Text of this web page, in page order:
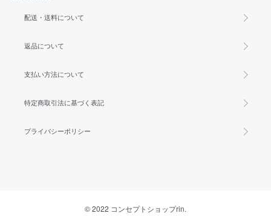
配送・送料について
返品について
支払い方法について
特定商取引法に基づく表記
プライバシーポリシー
© 2022 コンセプトショップrin.